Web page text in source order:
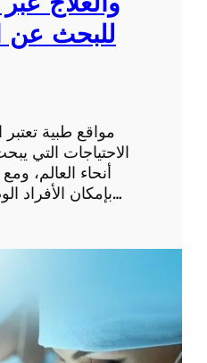
للبحث عن
مواقع طبية
الاحتياجات التي
أنحاء العالم،
بإمكان الأفراد الوصول إلى خدمات العن…